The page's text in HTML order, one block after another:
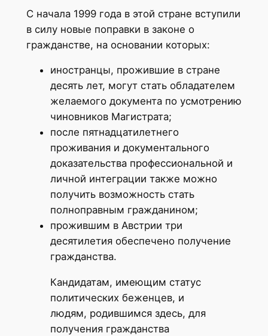
С начала 1999 года в этой стране вступили
в силу новые поправки в законе о
гражданстве, на основании которых:
иностранцы, прожившие в стране
десять лет, могут стать обладателем
желаемого документа по усмотрению
чиновников Магистрата;
после пятнадцатилетнего
проживания и документального
доказательства профессиональной и
личной интеграции также можно
получить возможность стать
полноправным гражданином;
прожившим в Австрии три
десятилетия обеспечено получение
гражданства.
Кандидатам, имеющим статус
политических беженцев, и
людям, родившимся здесь, для
получения гражданства